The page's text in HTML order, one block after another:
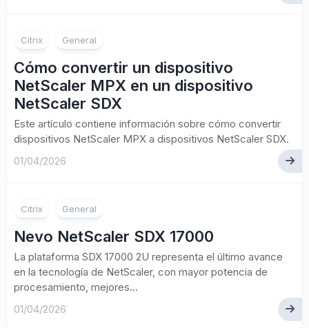
Citrix General
Cómo convertir un dispositivo
NetScaler MPX en un dispositivo
NetScaler SDX
Este artículo contiene información sobre cómo convertir
dispositivos NetScaler MPX a dispositivos NetScaler SDX.
01/04/2026
Citrix General
Nevo NetScaler SDX 17000
La plataforma SDX 17000 2U representa el último avance
en la tecnología de NetScaler, con mayor potencia de
procesamiento, mejores...
01/04/2026